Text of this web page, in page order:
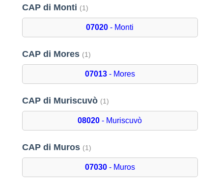
CAP di Monti (1)
07020 - Monti
CAP di Mores (1)
07013- Mores
CAP di Muriscuvò (1)
08020 - Muriscuvò
CAP di Muros (1)
07030- Muros